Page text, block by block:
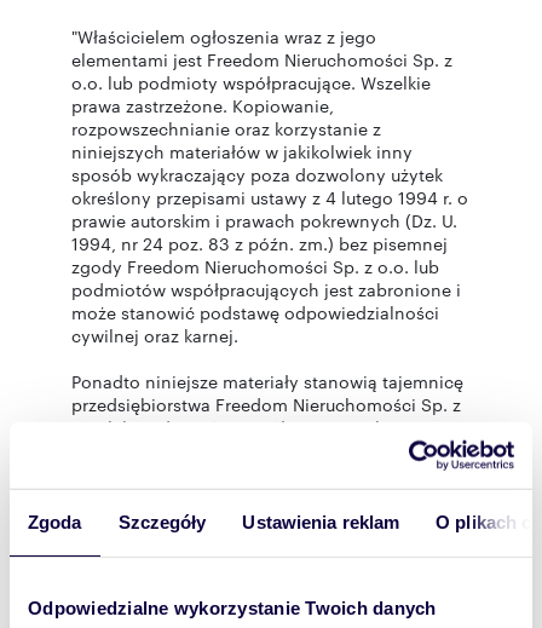
Zgoda Szczegóły Ustawienia reklam O plikach
Odpowiedzialne wykorzystanie Twoich danych
"Właścicielem ogłoszenia wraz z jego
elementami jest Freedom Nieruchomości Sp. z
o.o. lub podmioty współpracujące. Wszelkie
prawa zastrzeżone. Kopiowanie,
rozpowszechnianie oraz korzystanie z
niniejszych materiałów w jakikolwiek inny
sposób wykraczający poza dozwolony użytek
określony przepisami ustawy z 4 lutego 1994 r. o
prawie autorskim i prawach pokrewnych (Dz. U.
1994, nr 24 poz. 83 z późn. zm.) bez pisemnej
zgody Freedom Nieruchomości Sp. z o.o. lub
podmiotów współpracujących jest zabronione i
może stanowić podstawę odpowiedzialności
cywilnej oraz karnej.
Ponadto niniejsze materiały stanowią tajemnicę
przedsiębiorstwa Freedom Nieruchomości Sp. z
o.o. lub podmiotów współpracujących w
rozumieniu ustawy z dnia 16 kwietnia 1993 r. o
2003 r., Nr 153, poz. 1503 z późn. zm.). Niniejsze
ogłoszenie nie stanowi oferty w rozumieniu
informacyjny."
Oferta wysłana z programu dla biur